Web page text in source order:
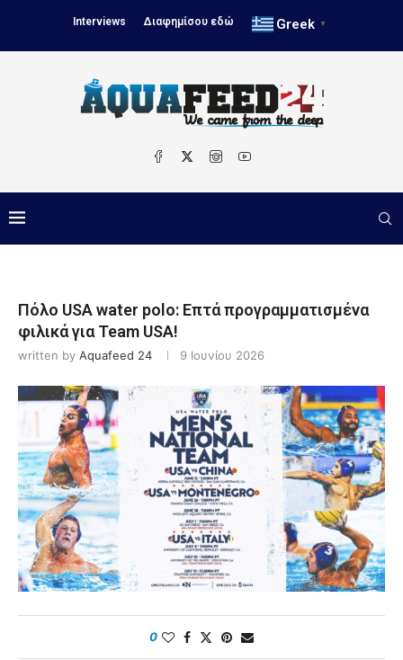
Interviews Διαφημίσου εδώ Greek ▼
Πόλο USA water polo: Επτά προγραμματισμένα
φιλικά για Team USA!
written by Aquafeed 24 9 Ιουνίου 2026
0